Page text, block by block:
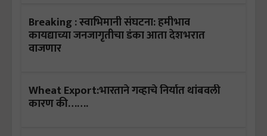
Breaking : स्वाभिमानी संघटना: हमीभाव
कायद्याच्या जनजागृतीचा डंका आता देशभरात
वाजणार
Wheat Export:भारताने गव्हाचे निर्यात थांबवली
कारण की…….